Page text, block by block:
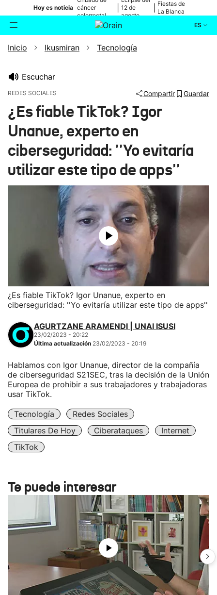
Hoy es noticia cáncer
colorrectal
12 de
agosto
Fiestas de
La Blanca
ES
Buscador Actualidad
Ikusmiran
Eguraldia
Inicio Ikusmiran Tecnología
Escuchar
REDES SOCIALES Compartir Guardar
¿Es fiable TikTok? Igor
Unanue, experto en
ciberseguridad: ''Yo evitaría
utilizar este tipo de apps''
¿Es fiable TikTok? Igor Unanue, experto en
ciberseguridad: ''Yo evitaría utilizar este tipo de apps''
AGURTZANE ARAMENDI | UNAI ISUSI
23/02/2023 - 20:22
Última actualización 23/02/2023 - 20:19
Hablamos con Igor Unanue, director de la compañía
de ciberseguridad S21SEC, tras la decisión de la Unión
Europea de prohibir a sus trabajadores y trabajadoras
usar TikTok.
Tecnología
Redes Sociales
Titulares De Hoy
Ciberataques
Internet
TikTok
Te puede interesar